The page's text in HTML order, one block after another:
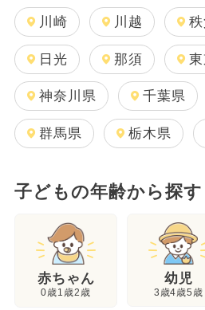
川崎 川越
日光 那須
神奈川県 千葉県
群馬県 栃木県
子どもの年齢から探す
赤ちゃん
0歳1歳2歳
幼児
3歳4歳5歳